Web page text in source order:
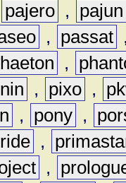
pajero ,
pajun
, passat
,
, pixo ,
, pony ,
,
,